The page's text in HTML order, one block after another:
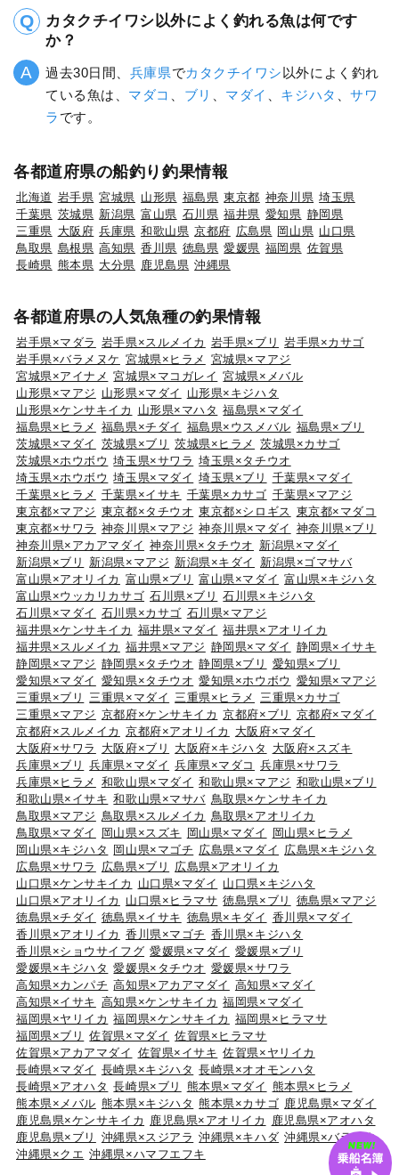
カタクチイワシ以外によく釣れる魚は何です
か？
過去30日間、 兵庫県でカタクチイワシ 以外によく釣れ
ている魚は、 マダコ ブリ マダイ キジハタ 、サワ
ラ です。
各都道府県の船釣り釣果情報
北海道 岩手県 宮城県 山形県 福島県 東京都 神奈川県 埼玉県
千葉県 茨城県 新潟県 富山県 石川県 福井県 愛知県 静岡県
三重県 大阪府 兵庫県 和歌山県 京都府 広島県 岡山県 山口県
鳥取県 島根県 高知県 香川県 徳島県 愛媛県 福岡県 佐賀県
長崎県 熊本県 大分県 鹿児島県 沖縄県
各都道府県の人気魚種の釣果情報
岩手県×マダラ 岩手県×スルメイカ 岩手県×ブリ
岩手県×カサゴ
岩手県×バラメヌケ 宮城県×ヒラメ 宮城県×マアジ
宮城県×アイナメ 宮城県×マコガレイ 宮城県×メバル
山形県×マアジ 山形県×マダイ
山形県×キジハタ
山形県×ケンサキイカ
山形県×マハタ 福島県×マダイ
福島県×ヒラメ 福島県×チダイ 福島県×ウスメバル 福島県×ブリ
茨城県×マダイ 茨城県×ブリ 茨城県×ヒラメ
茨城県×カサゴ
茨城県×ホウボウ 埼玉県×サワラ 埼玉県×タチウオ
埼玉県×ホウボウ 埼玉県×マダイ 埼玉県×ブリ
千葉県×マダイ
千葉県×ヒラメ 千葉県×イサキ 千葉県×カサゴ 千葉県×マアジ
東京都×マアジ 東京都×タチウオ 東京都×シロギス 東京都×マダコ
東京都×サワラ 神奈川県×マアジ 神奈川県×マダイ 神奈川県×ブリ
神奈川県×アカアマダイ 神奈川県×タチウオ 新潟県×マダイ
新潟県×ブリ
新潟県×マアジ 新潟県×キダイ
新潟県×ゴマサバ
富山県×アオリイカ 富山県×ブリ 富山県×マダイ 富山県×キジハタ
富山県×ウッカリカサゴ 石川県×ブリ
石川県×キジハタ
石川県×マダイ 石川県×カサゴ 石川県×マアジ
福井県×ケンサキイカ 福井県×マダイ 福井県×アオリイカ
福井県×スルメイカ 福井県×マアジ 静岡県×マダイ 静岡県×イサキ
静岡県×マアジ 静岡県×タチウオ 静岡県×ブリ
愛知県×ブリ
愛知県×マダイ 愛知県×タチウオ 愛知県×ホウボウ 愛知県×マアジ
三重県×ブリ
三重県×マダイ 三重県×ヒラメ
三重県×カサゴ
三重県×マアジ 京都府×ケンサキイカ 京都府×ブリ
京都府×マダイ
京都府×スルメイカ 京都府×アオリイカ
大阪府×マダイ
大阪府×サワラ
大阪府×ブリ 大阪府×キジハタ
大阪府×スズキ
兵庫県×ブリ
兵庫県×マダイ 兵庫県×マダコ
兵庫県×サワラ
兵庫県×ヒラメ 和歌山県×マダイ 和歌山県×マアジ 和歌山県×ブリ
和歌山県×イサキ 和歌山県×マサバ 鳥取県×ケンサキイカ
鳥取県×マアジ 鳥取県×スルメイカ
鳥取県×アオリイカ
鳥取県×マダイ
岡山県×スズキ 岡山県×マダイ
岡山県×ヒラメ
岡山県×キジハタ
岡山県×マゴチ 広島県×マダイ 広島県×キジハタ
広島県×サワラ
広島県×ブリ
広島県×アオリイカ
山口県×ケンサキイカ
山口県×マダイ 山口県×キジハタ
山口県×アオリイカ
山口県×ヒラマサ 徳島県×ブリ
徳島県×マアジ
徳島県×チダイ 徳島県×イサキ 徳島県×キダイ 香川県×マダイ
香川県×アオリイカ 香川県×マゴチ 香川県×キジハタ
香川県×ショウサイフグ 愛媛県×マダイ 愛媛県×ブリ
愛媛県×キジハタ 愛媛県×タチウオ 愛媛県×サワラ
高知県×カンパチ 高知県×アカアマダイ 高知県×マダイ
高知県×イサキ 高知県×ケンサキイカ 福岡県×マダイ
福岡県×ヤリイカ 福岡県×ケンサキイカ 福岡県×ヒラマサ
福岡県×ブリ
佐賀県×マダイ 佐賀県×ヒラマサ
佐賀県×アカアマダイ 佐賀県×イサキ 佐賀県×ヤリイカ
長崎県×マダイ 長崎県×キジハタ 長崎県×オオモンハタ
長崎県×アオハタ 長崎県×ブリ 熊本県×マダイ 熊本県×ヒラメ
熊本県×メバル 熊本県×キジハタ 熊本県×カサゴ 鹿児島県×マダイ
鹿児島県×ケンサキイカ
鹿児島県×アオリイカ
鹿児島県×アオハタ
鹿児島県×ブリ
沖縄県×スジアラ 沖縄県×キハダ 沖縄県×バラハタ
沖縄県×クエ 沖縄県×ハマフエフキ